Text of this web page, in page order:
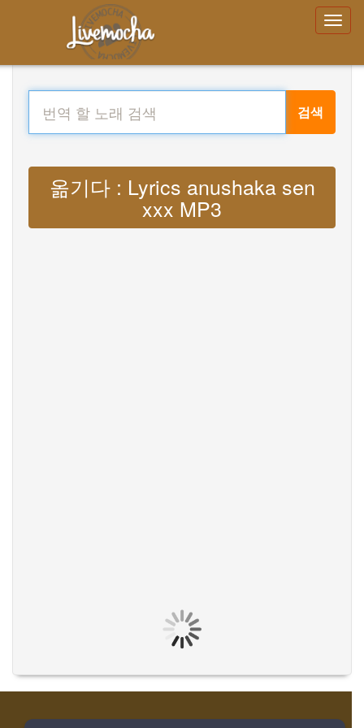
검색
옮기다 : Lyrics anushaka sen
xxx MP3